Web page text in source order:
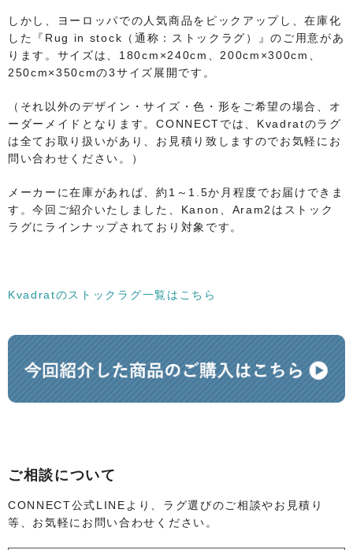
しかし、ヨーロッパでの人気商品をピックアップし、在庫化
した『Rug in stock（通称：ストックラグ）』のご用意があ
ります。サイズは、180cm×240cm、200cm×300cm、
250cm×350cmの3サイズ展開です。
（それ以外のデザイン・サイズ・色・形をご希望の場合、オ
ーダーメイドとなります。CONNECTでは、Kvadratのラグ
は全てお取り扱いがあり、お見積り致しますのでお気軽にお
問い合わせください。）
メーカーに在庫があれば、約1～1.5か月程度でお届けできま
す。今回ご紹介いたしました、Kanon、Aram2はストック
ラグにラインナップされており対象です。
Kvadratのストックラグ一覧はこちら
ご相談について
CONNECT公式LINEより、ラグ選びのご相談やお見積り
等、お気軽にお問い合わせください。